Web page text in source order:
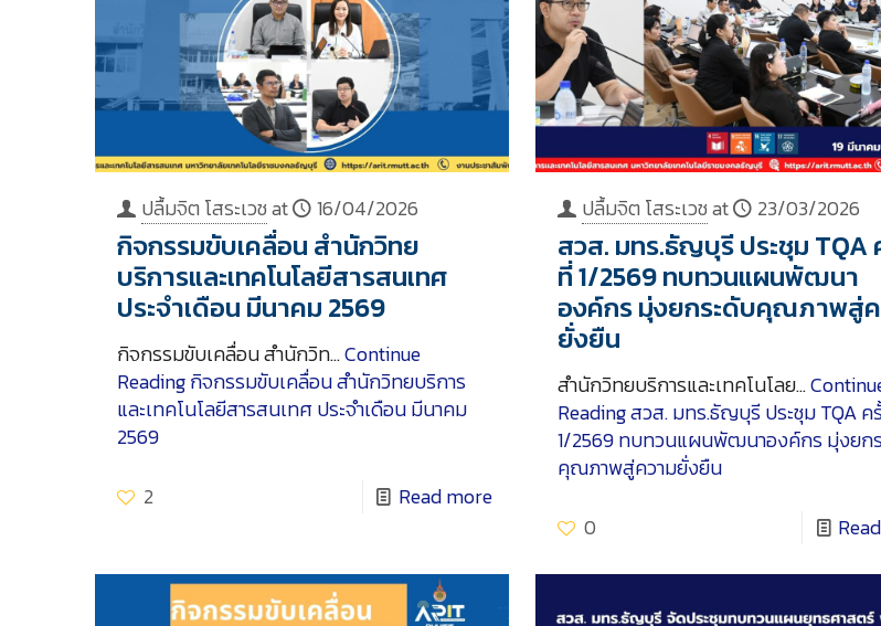
ปลื้มจิต โสระเวชat 16/04/2026
กิจกรรมขับเคลื่อน สำนักวิทย
บริการและเทคโนโลยีสารสนเทศ
ประจำเดือน มีนาคม 2569
กิจกรรมขับเคลื่อน สำนักวิท…Continue
Readingกิจกรรมขับเคลื่อน สำนักวิทยบริการ
และเทคโนโลยีสารสนเทศ ประจำเดือน มีนาคม
2569
2
Read more
ปลื้มจิต โสระเวชat 23/03/2026
สวส. มทร.ธัญบุรี ประชุม TQA
ที่ 1/2569 ทบทวนแผนพัฒนา
องค์กร มุ่งยกระดับคุณภาพสู่
ยั่งยืน
สำนักวิทยบริการและเทคโนโลย…
Readingสวส. มทร.ธัญบุรี ประชุม TQA ค
1/2569 ทบทวนแผนพัฒนาองค์กร มุ่งยก
คุณภาพสู่ความยั่งยืน
0